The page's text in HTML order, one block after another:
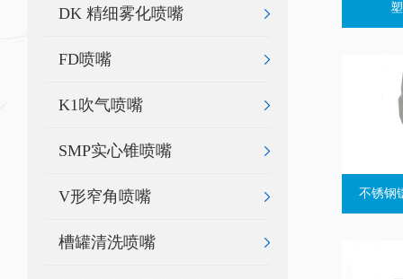
DK 精细雾化喷嘴
FD喷嘴
K1吹气喷嘴
SMP实心锥喷嘴
V形窄角喷嘴
槽罐清洗喷嘴
不锈钢